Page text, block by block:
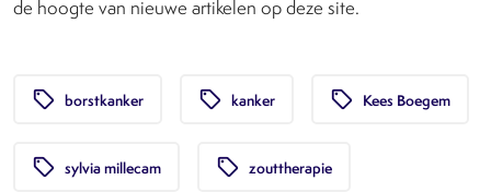
de hoogte van nieuwe artikelen op deze site.
local_offer borstkanker local_offer kanker local_offer Kees Boegem
local_offer sylvia millecam local_offer zouttherapie